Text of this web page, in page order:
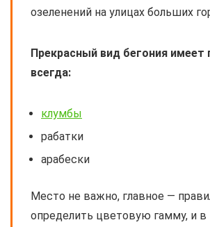
озеленений на улицах больших
Прекрасный вид бегония имеет
всегда:
клумбы
рабатки
арабески
Место не важно, главное —
определить цветовую гамму, и в